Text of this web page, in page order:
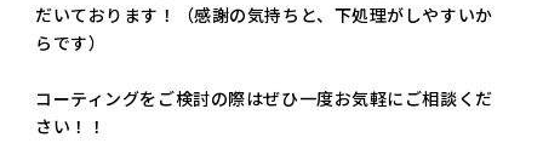
だいております！（感謝の気持ちと、下処理がしやすいか
らです）
コーティングをご検討の際はぜひ一度お気軽にご相談くだ
さい！！